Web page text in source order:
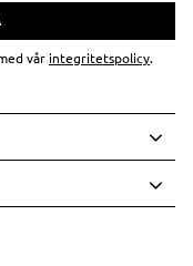
vår integritetspolicy.